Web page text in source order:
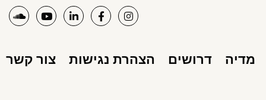
מדיה דרושים הצהרת נגישות צור קשר